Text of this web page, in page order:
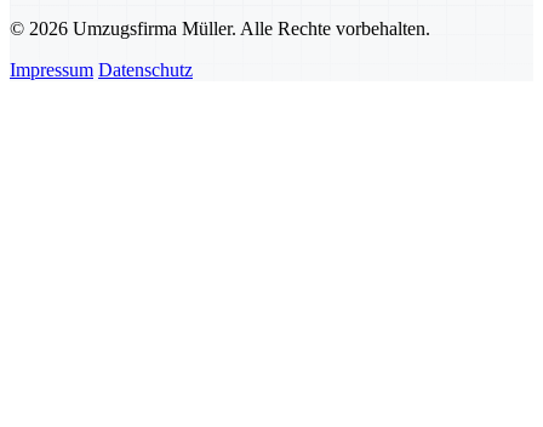
© 2026 Umzugsfirma Müller. Alle Rechte vorbehalten.
Impressum Datenschutz